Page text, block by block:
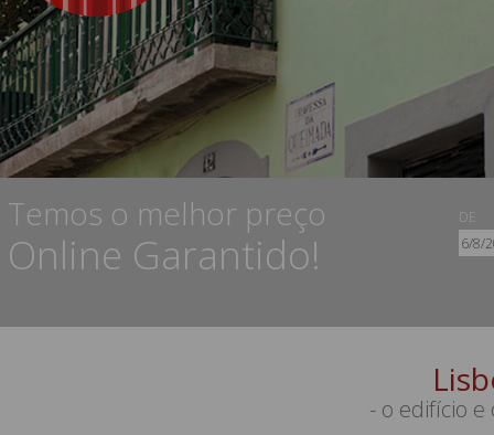
Temos o melhor preço
Online Garantido!
DE
- o edifício